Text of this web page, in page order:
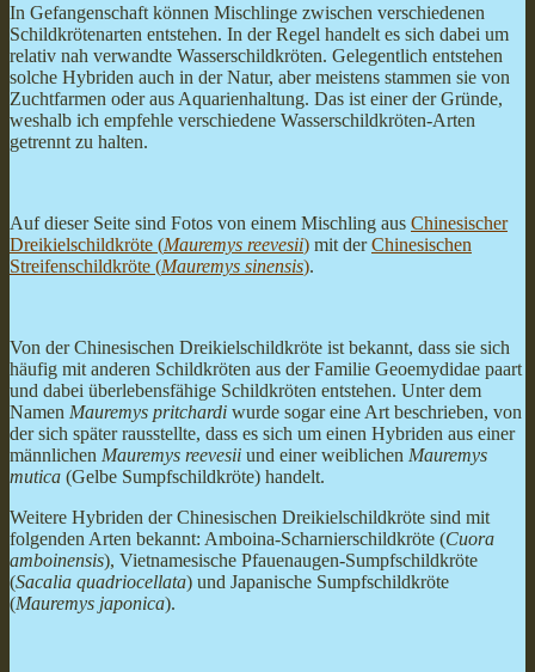
In Gefangenschaft können Mischlinge zwischen verschiedenen
Schildkrötenarten entstehen. In der Regel handelt es sich dabei um
relativ nah verwandte Wasserschildkröten. Gelegentlich entstehen
solche Hybriden auch in der Natur, aber meistens stammen sie von
Zuchtfarmen oder aus Aquarienhaltung. Das ist einer der Gründe,
weshalb ich empfehle verschiedene Wasserschildkröten-Arten
getrennt zu halten.
Auf dieser Seite sind Fotos von einem Mischling aus Chinesischer
Dreikielschildkröte (Mauremys reevesii) mit derChinesischen
Streifenschildkröte (Mauremys sinensis).
Von der Chinesischen Dreikielschildkröte ist bekannt, dass sie sich
häufig mit anderen Schildkröten aus der Familie Geoemydidae paart
und dabei überlebensfähige Schildkröten entstehen. Unter dem
Namen Mauremys pritchardi wurde sogar eine Art beschrieben, von
der sich später rausstellte, dass es sich um einen Hybriden aus einer
männlichen Mauremys reevesii und einer weiblichen Mauremys
mutica (Gelbe Sumpfschildkröte) handelt.
Weitere Hybriden der Chinesischen Dreikielschildkröte sind mit
folgenden Arten bekannt: Amboina-Scharnierschildkröte (Cuora
amboinensis), Vietnamesische Pfauenaugen-Sumpfschildkröte
(Sacalia quadriocellata) und Japanische Sumpfschildkröte
(Mauremys japonica).